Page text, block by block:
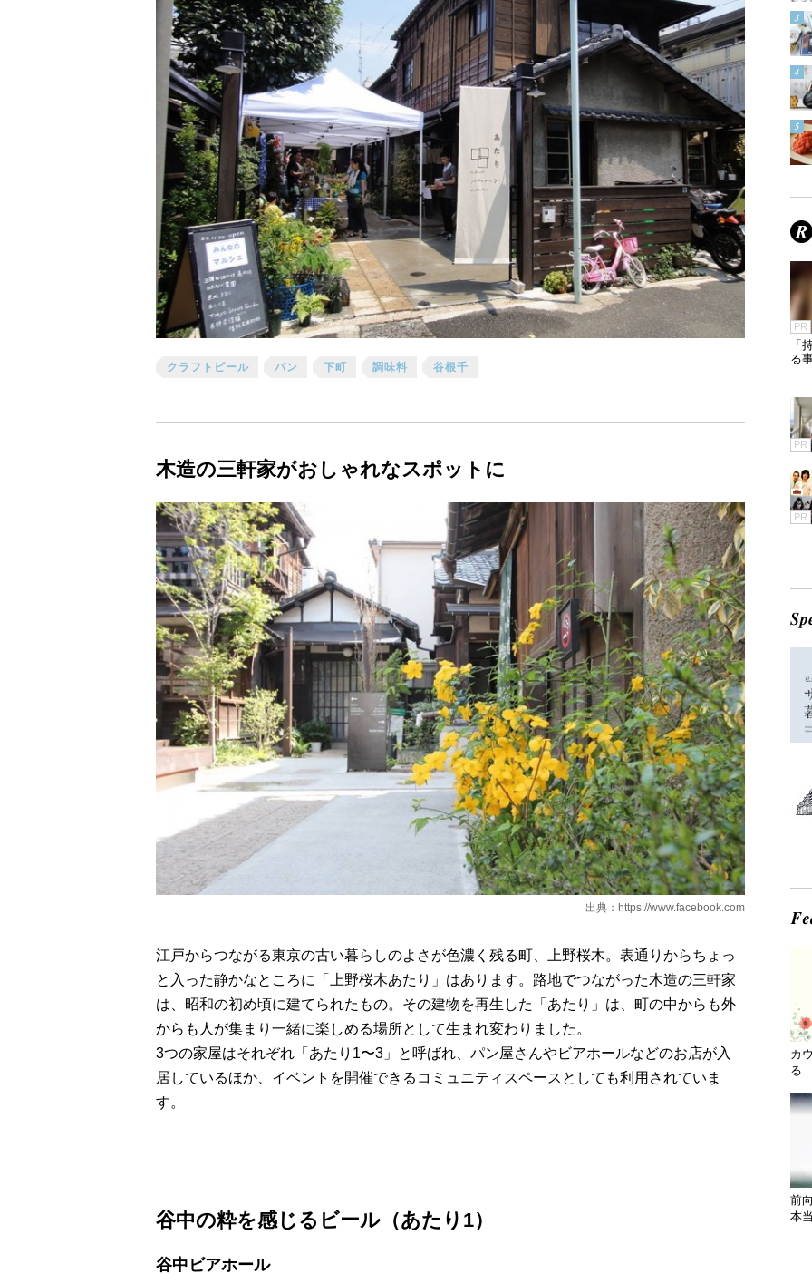
クラフトビール パン 下町 調味料 谷根千
木造の三軒家がおしゃれなスポットに
出典： https://www.facebook.com
江戸からつながる東京の古い暮らしのよさが色濃く残る町、上野桜木。表通りからちょっ
と入った静かなところに「上野桜木あたり」はあります。路地でつながった木造の三軒家
は、昭和の初め頃に建てられたもの。その建物を再生した「あたり」は、町の中からも外
からも人が集まり一緒に楽しめる場所として生まれ変わりました。
3つの家屋はそれぞれ「あたり1〜3」と呼ばれ、パン屋さんやビアホールなどのお店が入
居しているほか、イベントを開催できるコミュニティスペースとしても利用されていま
す。
谷中の粋を感じるビール（あたり1）
谷中ビアホール
PR
「
る
PR
PR
カ
る
前
本